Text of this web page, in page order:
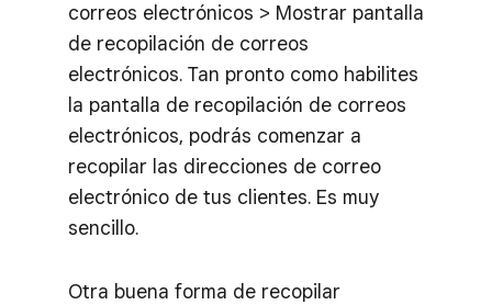
correos electrónicos > Mostrar pantalla
de recopilación de correos
electrónicos. Tan pronto como habilites
la pantalla de recopilación de correos
electrónicos, podrás comenzar a
recopilar las direcciones de correo
electrónico de tus clientes. Es muy
sencillo.
Otra buena forma de recopilar